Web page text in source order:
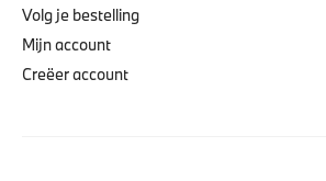
Volg je bestelling
Mijn account
Creëer account